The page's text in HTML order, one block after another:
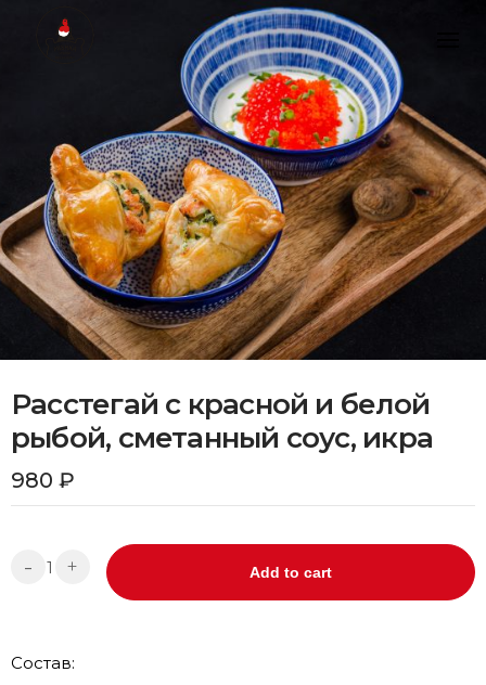
content
Расстегай с красной и белой
рыбой, сметанный соус, икра
980 ₽
+
- Add to cart
Состав: